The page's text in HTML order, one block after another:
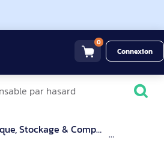
0
Connexion
Stockage & Composant